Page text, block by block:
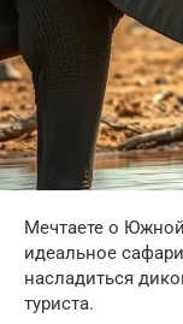
Мечтаете о
идеальное
насладиться
туриста.